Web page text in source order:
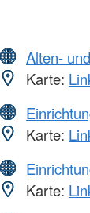
Alten-
Karte:
Karte:
Karte: